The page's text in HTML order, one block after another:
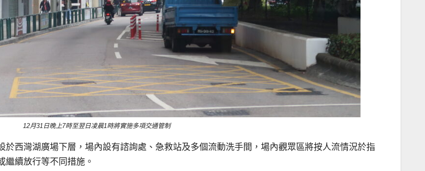
12月31日晚上7時至翌日凌晨1時將實施多項交通管制
西灣湖廣場下層，場內設有諮詢處、急救站及多個流動洗手間，場內觀眾區將按人流情況於指
繼續放行等不同措施。